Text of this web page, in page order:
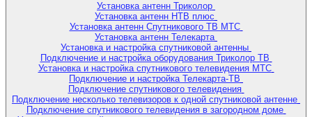
Установка антенн Триколор
Установка антенн НТВ плюс
Установка антенн Спутникового ТВ МТС
Установка антенн Телекарта
Установка и настройка спутниковой антенны
Подключение и настройка оборудования Триколор ТВ
Установка и настройка спутникового телевидения МТС
Подключение и настройка Телекарта-ТВ
Подключение спутникового телевидения
Подключение несколько телевизоров к одной спутниковой антенне
Подключение спутникового телевидения в загородном доме